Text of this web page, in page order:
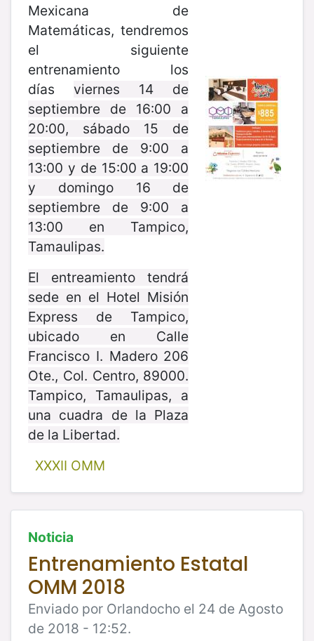
Mexicana de
Matemáticas, tendremos
el siguiente
entrenamiento los
díasviernes 14 de
septiembre de 16:00 a
20:00, sábado 15 de
septiembre de 9:00 a
13:00 y de 15:00 a 19:00
y domingo 16 de
septiembre de 9:00 a
13:00 en Tampico,
Tamaulipas.
El entreamiento tendrá
sede en el Hotel Misión
Express de Tampico,
ubicado en Calle
Francisco I. Madero 206
Ote., Col. Centro, 89000.
Tampico, Tamaulipas, a
una cuadra de la Plaza
de la Libertad.
XXXII OMM
Noticia
Entrenamiento Estatal
OMM 2018
Enviado por Orlandocho el 24 de Agosto
de 2018 - 12:52.